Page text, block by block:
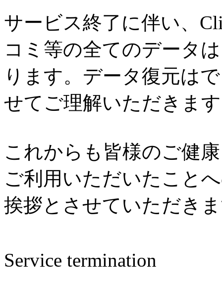
サービス終了に伴い、
コミ等の全てのデータ
ります。データ復元は
せてご理解いただきま
これからも皆様のご健
ご利用いただいたこと
挨拶とさせていただき
Service termination